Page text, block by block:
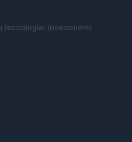
tecnologia, investimenti,